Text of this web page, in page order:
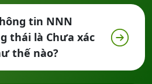
tin NNN
thái là Chưa xác
thế nào?